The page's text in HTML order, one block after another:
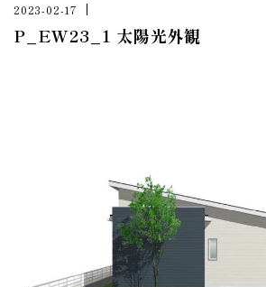
2023-02-17
P_EW23_1 太陽光外観